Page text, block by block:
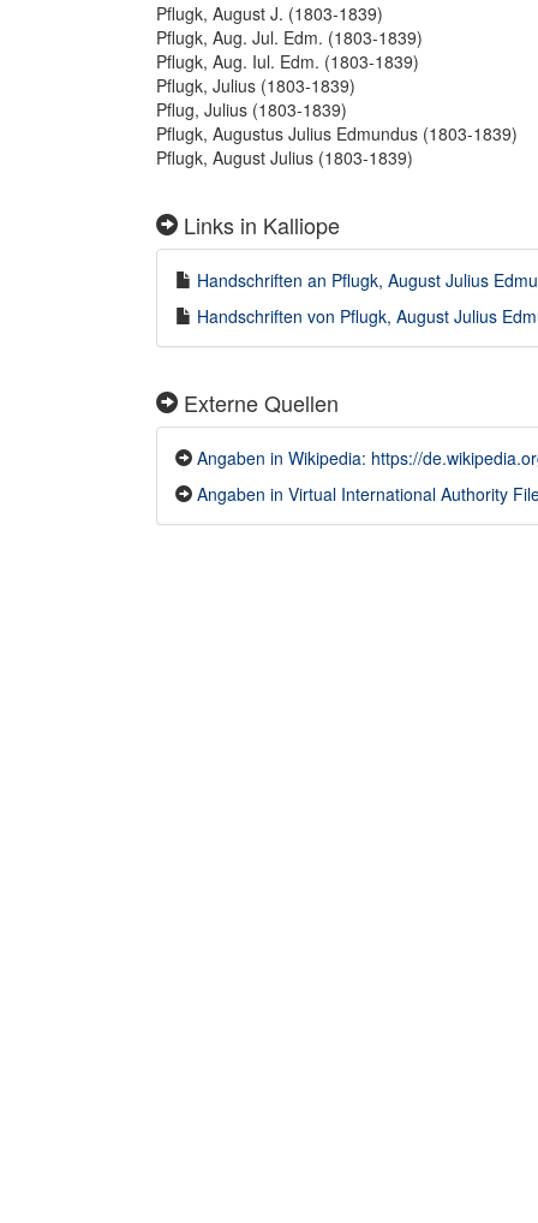
Pflugk, August J. (1803-1839)
Pflugk, Aug. Jul. Edm. (1803-1839)
Pflugk, Aug. Iul. Edm. (1803-1839)
Pflugk, Julius (1803-1839)
Pflug, Julius (1803-1839)
Pflugk, Augustus Julius Edmundus (1803-1839)
Pflugk, August Julius (1803-1839)
Links in Kalliope
Handschriften an Pflugk, August Julius
Handschriften von Pflugk, August Julius
Externe Quellen
Angaben in Wikipedia: https://
Angaben in Virtual International Authority